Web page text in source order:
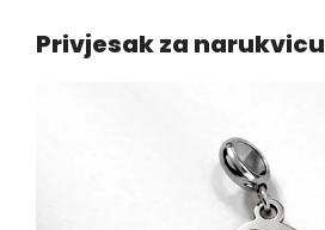
Privjesak za narukvicu